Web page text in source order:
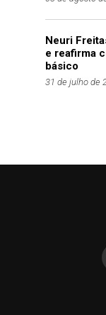
Neuri
e reafirma
básico
31 de julho de